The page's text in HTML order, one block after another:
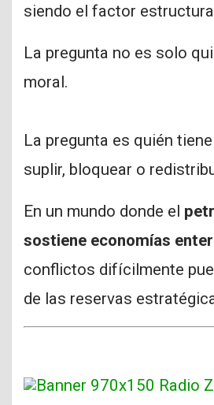
siendo el factor
La pregunta no es solo
moral.
La pregunta es quién
suplir, bloquear o
En un mundo donde el
sostiene economías
conflictos difícilmente
de las reservas